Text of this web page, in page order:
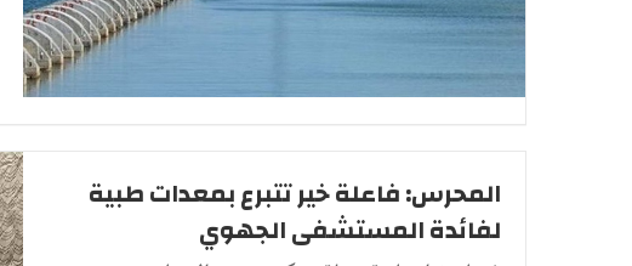
المحرس: فاعلة خير تتبرع بمعدات طبية
لفائدة المستشفى الجهوي